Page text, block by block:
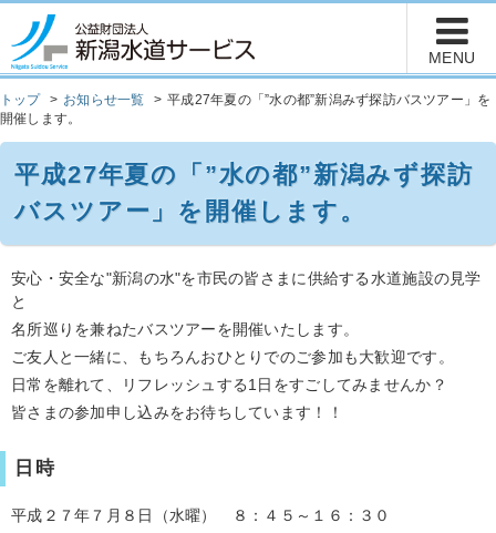
トップ お知らせ一覧
平成27年夏の「”水の都”新潟みず探訪バスツアー」を
開催します。
平成27年夏の「”水の都”新潟みず探訪
バスツアー」を開催します。
安心・安全な"新潟の水"を市民の皆さまに供給する水道施設の見学
と
名所巡りを兼ねたバスツアーを開催いたします。
ご友人と一緒に、もちろんおひとりでのご参加も大歓迎です。
日常を離れて、リフレッシュする1日をすごしてみませんか？
皆さまの参加申し込みをお待ちしています！！
日時
平成２７年７月８日（水曜） ８：４５～１６：３０